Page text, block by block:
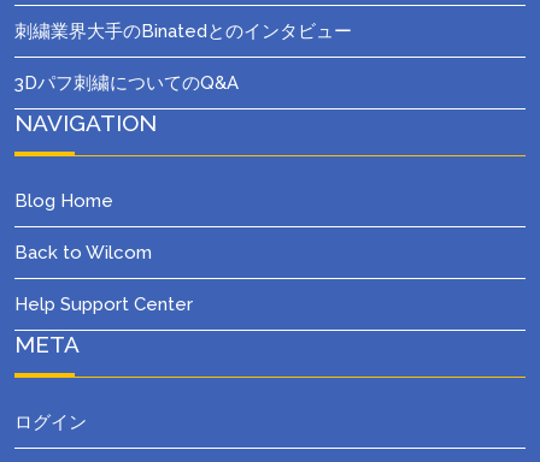
刺繍業界大手のBinatedとのインタビュー
3Dパフ刺繍についてのQ&A
NAVIGATION
Blog Home
Back to Wilcom
Help Support Center
META
ログイン